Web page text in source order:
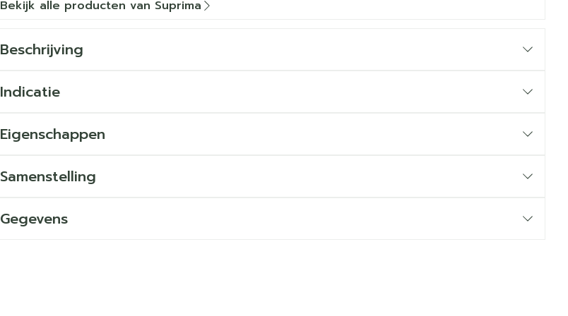
Bekijk alle producten van Suprima
Beschrijving
Indicatie
Eigenschappen
Samenstelling
Gegevens